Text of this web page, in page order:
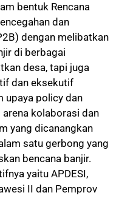
bentuk Rencana
dan
dengan melibatkan
di berbagai
desa, tapi juga
dan eksekutif
upaya policy dan
kolaborasi dan
yang dicanangkan
satu gerbong yang
bencana banjir.
yaitu APDESI,
II dan Pemprov